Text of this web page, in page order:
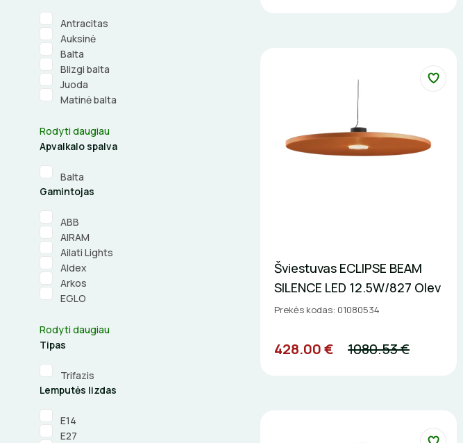
Antracitas
Auksinė
Balta
Blizgi balta
Juoda
Matinė balta
Rodyti daugiau
Apvalkalo spalva
Balta
Gamintojas
ABB
AIRAM
Ailati Lights
Aldex
Arkos
EGLO
Rodyti daugiau
Tipas
Trifazis
Lemputės lizdas
E14
E27
Šviestuvas ECLIPSE BEAM
SILENCE LED 12.5W/827 Olev
Prekės kodas: 01080534
428.00 € 1080.53 €